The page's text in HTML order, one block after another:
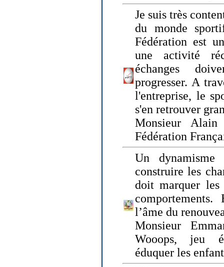
Je suis très
du monde
Fédération est
une activité
échanges
progresser. A
l'entreprise, le
s'en retrouver
Monsieur
Fédération
Un dynamisme
construire les
doit marquer les
l’âme du
Monsieur
Wooops, jeu
éduquer les